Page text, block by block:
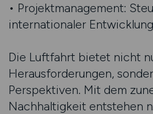
• Projektmanagement:
internationaler
Die Luftfahrt bietet nicht
Herausforderungen,
Perspektiven. Mit dem
Nachhaltigkeit entstehen